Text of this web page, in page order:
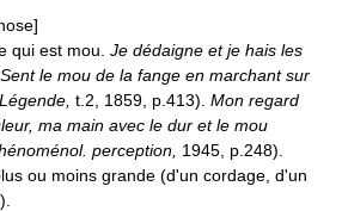
qui est mou. Je dédaigne et je hais les
le mou de la fange en marchant sur
Légende, t.2, 1859, p.413). Mon regard
ma main avec le dur et le mou
perception, 1945, p.248).
ou moins grande (d'un cordage, d'un